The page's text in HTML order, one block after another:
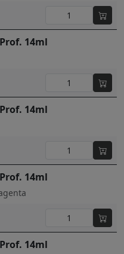
14ml
14ml
14ml
14ml